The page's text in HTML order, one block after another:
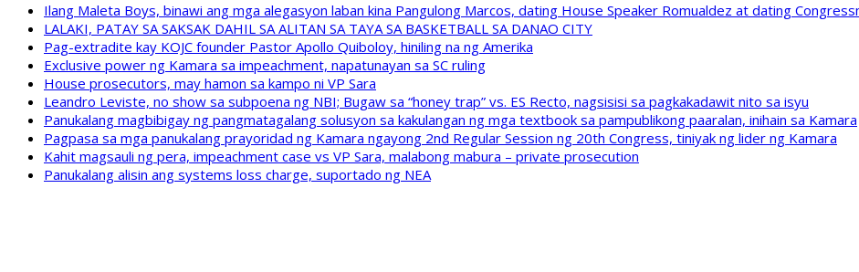
Ilang Maleta Boys, binawi ang mga alegasyon laban kina Pangulong Marcos, dating House Speaker Romualdez at dating
LALAKI, PATAY SA SAKSAK DAHIL SA ALITAN SA TAYA SA BASKETBALL SA DANAO CITY
Pag-extradite kay KOJC founder Pastor Apollo Quiboloy, hiniling na ng Amerika
Exclusive power ng Kamara sa impeachment, napatunayan sa SC ruling
House prosecutors, may hamon sa kampo ni VP Sara
Leandro Leviste, no show sa subpoena ng NBI; Bugaw sa “honey trap” vs. ES Recto, nagsisisi sa pagkakadawit nito sa isyu
Panukalang magbibigay ng pangmatagalang solusyon sa kakulangan ng mga textbook sa pampublikong paaralan, inihain sa Kamara
Pagpasa sa mga panukalang prayoridad ng Kamara ngayong 2nd Regular Session ng 20th Congress, tiniyak ng lider ng Kamara
Kahit magsauli ng pera, impeachment case vs VP Sara, malabong mabura – private prosecution
Panukalang alisin ang systems loss charge, suportado ng NEA